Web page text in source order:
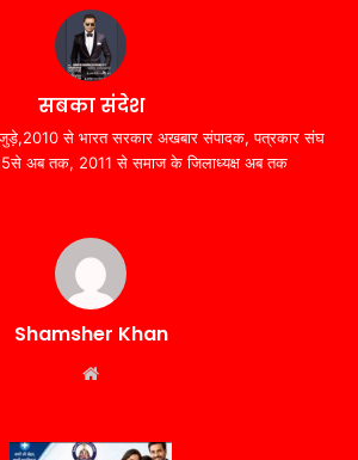
सबका संदेश
से भारत सरकार अखबार संपादक, पत्रकार संघ
अब तक, 2011 से समाज के जिलाध्यक्ष अब तक
Shamsher Khan